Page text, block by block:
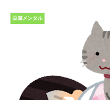
豆腐メンタル